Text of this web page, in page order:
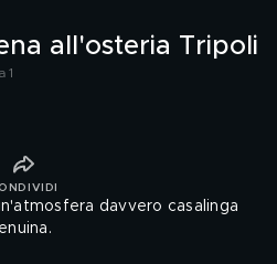
all'osteria Tripoli
1
davvero casalinga